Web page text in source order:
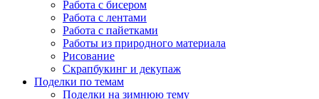
Работа с бисером
Работа с лентами
Работа с пайетками
Работы из природного материала
Рисование
Скрапбукинг и декупаж
Поделки по темам
Поделки на зимнюю тему